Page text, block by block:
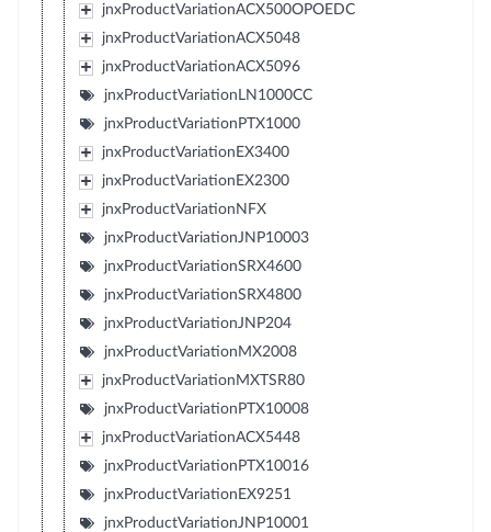
jnxProductVariationACX500OPOEDC
jnxProductVariationACX5048
jnxProductVariationACX5096
jnxProductVariationLN1000CC
jnxProductVariationPTX1000
jnxProductVariationEX3400
jnxProductVariationEX2300
jnxProductVariationNFX
jnxProductVariationJNP10003
jnxProductVariationSRX4600
jnxProductVariationSRX4800
jnxProductVariationJNP204
jnxProductVariationMX2008
jnxProductVariationMXTSR80
jnxProductVariationPTX10008
jnxProductVariationACX5448
jnxProductVariationPTX10016
jnxProductVariationEX9251
jnxProductVariationJNP10001